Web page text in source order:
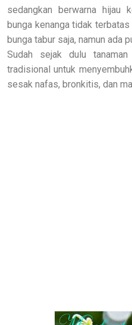
sedangkan berwarna hijau
bunga kenanga tidak
bunga tabur saja, namun ada
Sudah sejak dulu
tradisional untuk
sesak nafas, bronkitis, dan